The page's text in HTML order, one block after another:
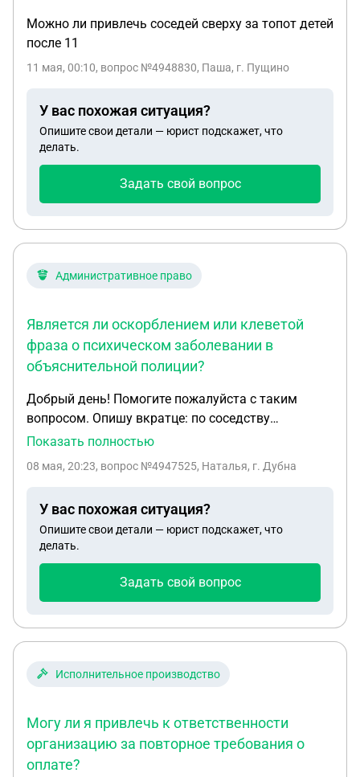
Можно ли привлечь соседей сверху за топот детей
после 11
11 мая, 00:10, вопрос №4948830, Паша, г. Пущино
У вас похожая ситуация?
Опишите свои детали — юрист подскажет, что
делать.
Задать свой вопрос
Административное право
Является ли оскорблением или клеветой
фраза о психическом заболевании в
объяснительной полиции?
Добрый день! Помогите пожалуйста с таким
вопросом. Опишу вкратце: по соседству
проживают очень шумные соседи, неоднократно
ответе на мое обращение, при написании
психически больной. Является ли это
оскорблением или клеветой? Можно ли ее
привлечь к штрафу за такие высказывания?
Показать полностью
08 мая, 20:23, вопрос №4947525, Наталья, г. Дубна
У вас похожая ситуация?
Опишите свои детали — юрист подскажет, что
делать.
Задать свой вопрос
Исполнительное производство
Могу ли я привлечь к ответственности
организацию за повторное требования о
оплате?